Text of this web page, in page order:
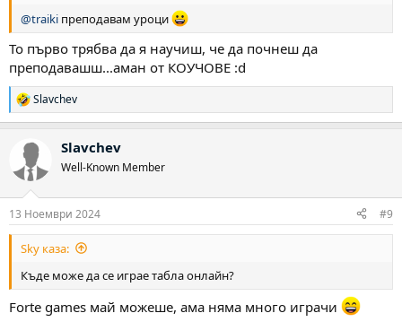
@traiki преподавам уроци
То първо трябва да я научиш, че да почнеш да
преподавашш...аман от КОУЧОВЕ :d
Р
е
и
Slavchev
Slavchev
Well-Known Member
13 Ноември 2024 #9
Sky каза:
Къде може да се играе табла онлайн?
Forte games май можеше, ама няма много играчи